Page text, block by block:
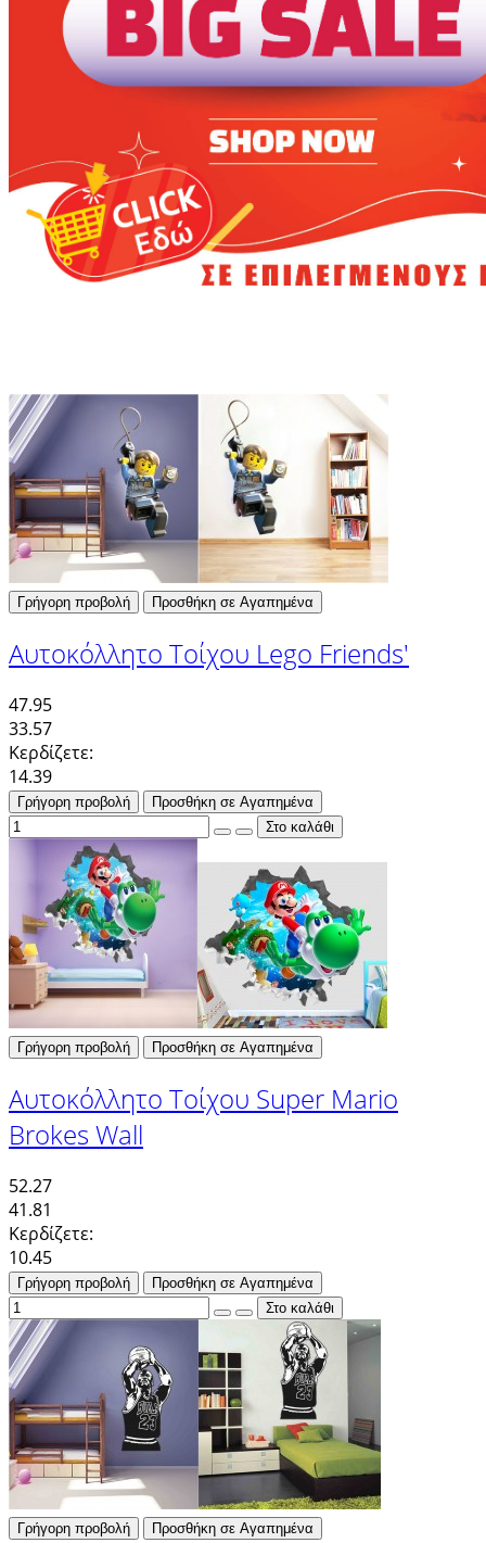
Γρήγορη προβολή Προσθήκη σε Αγαπημένα
Αυτοκόλλητο Τοίχου Lego Friends'
47.95
33.57
Κερδίζετε:
14.39
Γρήγορη προβολή Προσθήκη σε Αγαπημένα
Γρήγορη προβολή Προσθήκη σε Αγαπημένα
Αυτοκόλλητο Τοίχου Super Mario
Brokes Wall
52.27
41.81
Κερδίζετε:
10.45
Γρήγορη προβολή Προσθήκη σε Αγαπημένα
Γρήγορη προβολή Προσθήκη σε Αγαπημένα